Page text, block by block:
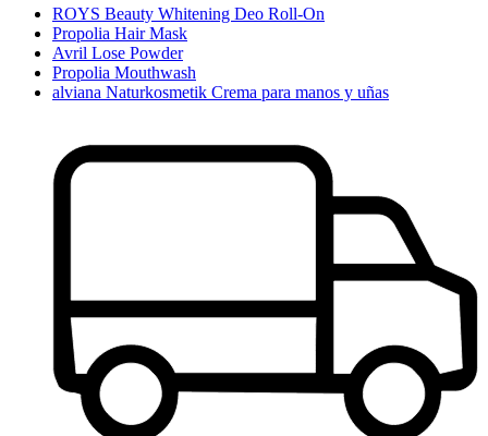
ROYS Beauty Whitening Deo Roll-On
Propolia Hair Mask
Avril Lose Powder
Propolia Mouthwash
alviana Naturkosmetik Crema para manos y uñas